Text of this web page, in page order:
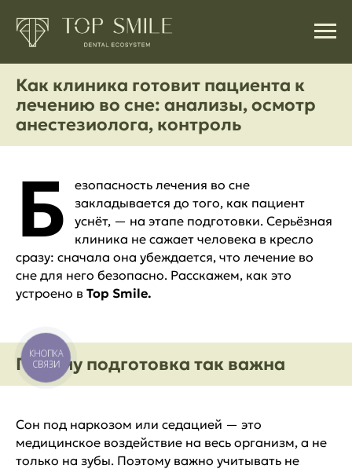
Как клиника готовит пациента к
лечению во сне: анализы, осмотр
анестезиолога, контроль
Б
езопасность лечения во сне
закладывается до того, как пациент
уснёт, — на этапе подготовки. Серьёзная
клиника не сажает человека в кресло
сразу: сначала она убеждается, что лечение во
сне для него безопасно. Расскажем, как это
устроено в Top Smile.
Почему подготовка так важна
Сон под наркозом или седацией — это
медицинское воздействие на весь организм, а не
только на зубы. Поэтому важно учитывать не
КНОПКА
СВЯЗИ